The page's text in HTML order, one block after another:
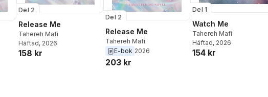
Del 2
Release Me
Tahereh Mafi
Häftad, 2026
158 kr
Del 2
Release Me
Tahereh Mafi
E-bok 2026
203 kr
Del 1
Watch Me
Tahereh Mafi
Häftad, 2026
154 kr